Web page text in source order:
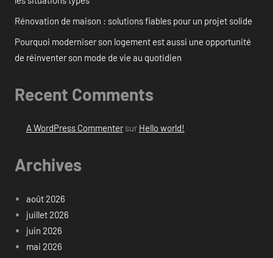
Rénovation de maison : solutions fiables pour un projet solide
Pourquoi moderniser son logement est aussi une opportunité
de réinventer son mode de vie au quotidien
Recent Comments
A WordPress Commentersur Hello world!
Archives
août 2026
juillet 2026
juin 2026
mai 2026